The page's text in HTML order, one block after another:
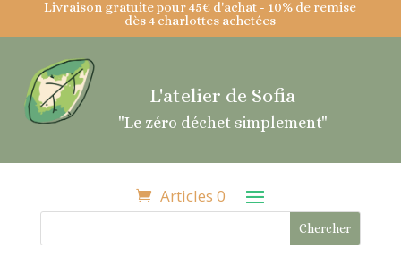
Livraison gratuite pour 45€ d'achat - 10% de remise
dès 4 charlottes achetées
L'atelier de Sofia
"Le zéro déchet simplement"
Articles 0